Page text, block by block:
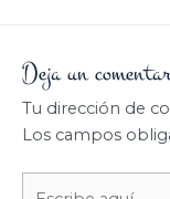
Deja un
Tu dirección de
Los campos